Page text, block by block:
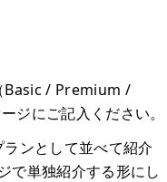
Basic / Premium /
ジにご記入ください。
ンとして並べて紹介
で単独紹介する形にし